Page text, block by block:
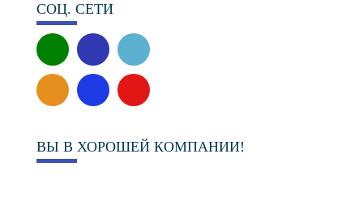
СОЦ. СЕТИ
ВЫ В ХОРОШЕЙ КОМПАНИИ!